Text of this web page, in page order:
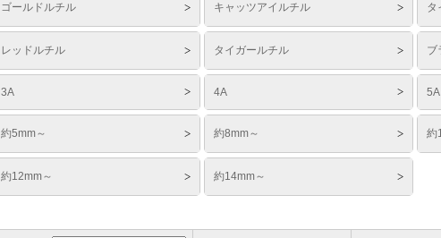
ゴールドルチル キャッツアイルチル タ
レッドルチル タイガールチル ブ
3A 4A 5A
約5mm～ 約8mm～ 約
約12mm～ 約14mm～